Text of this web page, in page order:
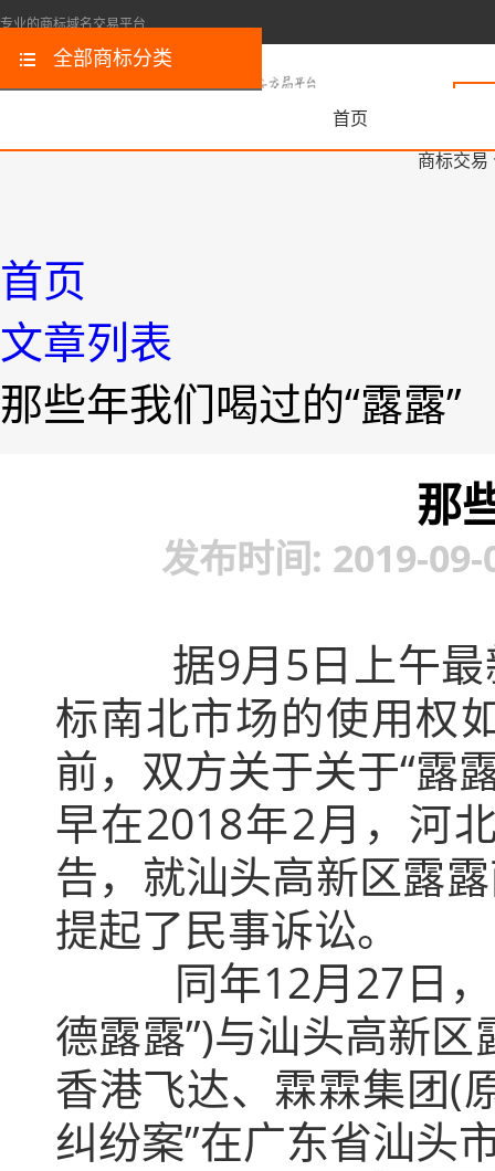
专业的商标域名交易平台
首页
商标交易
全部商标分类
首页
文章列表
那些年我们喝过的“露露”
那
发布时间: 2019-
据9月5日上午最新
标南北市场的使用权
前，双方关于关于“露
早在2018年2月，河
告，就汕头高新区露
提起了民事诉讼。
同年12月27日，河
德露露”)与汕头高新
香港飞达、霖霖集团(
纠纷案”在广东省汕头